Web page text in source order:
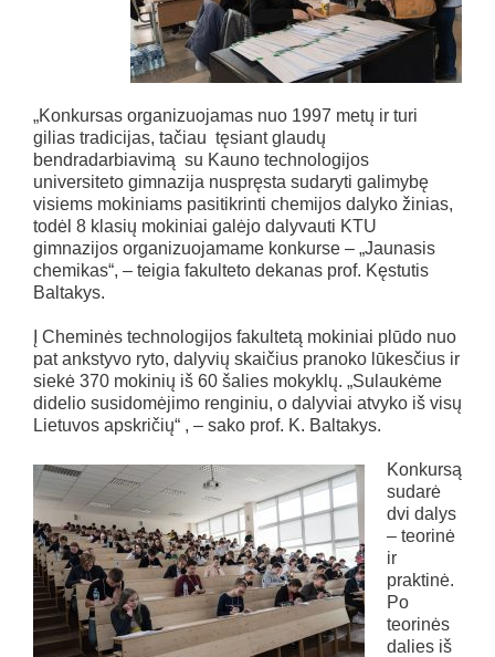
„Konkursas organizuojamas nuo 1997 metų ir turi
gilias tradicijas, tačiau tęsiant glaudų
bendradarbiavimą su Kauno technologijos
universiteto gimnazija nuspręsta sudaryti galimybę
visiems mokiniams pasitikrinti chemijos dalyko žinias,
todėl 8 klasių mokiniai galėjo dalyvauti KTU
gimnazijos organizuojamame konkurse – „Jaunasis
chemikas“, – teigia fakulteto dekanas prof. Kęstutis
Baltakys.
Į Cheminės technologijos fakultetą mokiniai plūdo nuo
pat ankstyvo ryto, dalyvių skaičius pranoko lūkesčius ir
siekė 370 mokinių iš 60 šalies mokyklų. „Sulaukėme
didelio susidomėjimo renginiu, o dalyviai atvyko iš visų
Lietuvos apskričių“ , – sako prof. K. Baltakys.
Konkursą
sudarė
dvi dalys
– teorinė
ir
praktinė.
Po
teorinės
dalies iš